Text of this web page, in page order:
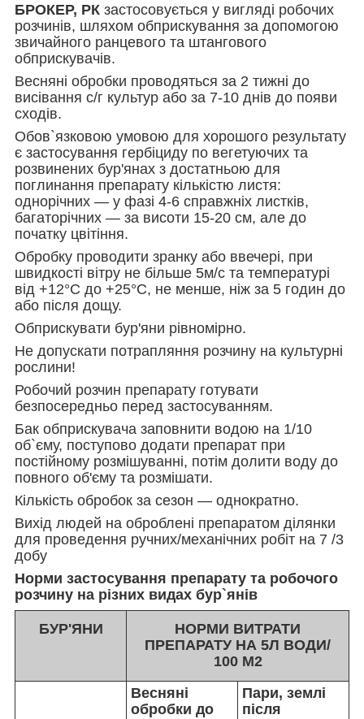
БРОКЕР, РК застосовується у вигляді робочих
розчинів, шляхом обприскування за допомогою
звичайного ранцевого та штангового
обприскувачів.
Весняні обробки проводяться за 2 тижні до
висівання с/г культур або за 7-10 днів до появи
сходів.
Обов`язковою умовою для хорошого результату
є застосування гербіциду по вегетуючих та
розвинених бур'янах з достатньою для
поглинання препарату кількістю листя:
однорічних — у фазі 4-6 справжніх листків,
багаторічних — за висоти 15-20 см, але до
початку цвітіння.
Обробку проводити зранку або ввечері, при
швидкості вітру не більше 5м/с та температурі
від +12°С до +25°С, не менше, ніж за 5 годин до
або після дощу.
Обприскувати бур'яни рівномірно.
Не допускати потрапляння розчину на культурні
рослини!
Робочий розчин препарату готувати
безпосередньо перед застосуванням.
Бак обприскувача заповнити водою на 1/10
об`єму, поступово додати препарат при
постійному розмішуванні, потім долити воду до
повного об'єму та розмішати.
Кількість обробок за сезон — однократно.
Вихід людей на оброблені препаратом ділянки
для проведення ручних/механічних робіт на 7 /3
добу
Норми застосування препарату та робочого
розчину на різних видах бур`янів
БУР'ЯНИ
НОРМИ ВИТРАТИ
ПРЕПАРАТУ НА 5Л ВОДИ/
100 М2
Весняні
обробки до
Пари, землі
після